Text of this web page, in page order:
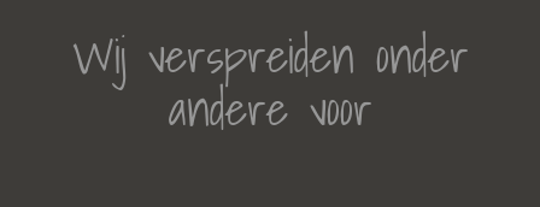
Wij verspreiden onder
andere voor